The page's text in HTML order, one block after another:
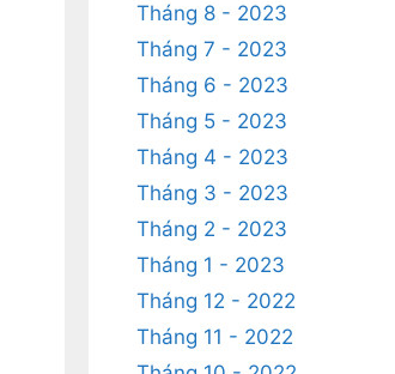
Tháng 8 - 2023
Tháng 7 - 2023
Tháng 6 - 2023
Tháng 5 - 2023
Tháng 4 - 2023
Tháng 3 - 2023
Tháng 2 - 2023
Tháng 1 - 2023
Tháng 12 - 2022
Tháng 11 - 2022